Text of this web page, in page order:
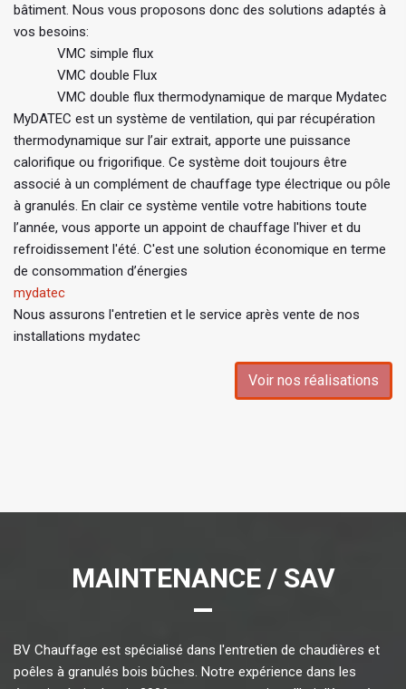
bâtiment. Nous vous proposons donc des solutions adaptés à
vos besoins:
VMC simple flux
VMC double Flux
VMC double flux thermodynamique de marque Mydatec
MyDATEC est un système de ventilation, qui par récupération
thermodynamique sur l’air extrait, apporte une puissance
calorifique ou frigorifique. Ce système doit toujours être
associé à un complément de chauffage type électrique ou pôle
à granulés. En clair ce système ventile votre habitions toute
l’année, vous apporte un appoint de chauffage l'hiver et du
refroidissement l'été. C'est une solution économique en terme
de consommation d’énergies
mydatec
Nous assurons l'entretien et le service après vente de nos
installations mydatec
Voir nos réalisations
MAINTENANCE / SAV
BV Chauffage est spécialisé dans l'entretien de chaudières et
poêles à granulés bois bûches. Notre expérience dans les